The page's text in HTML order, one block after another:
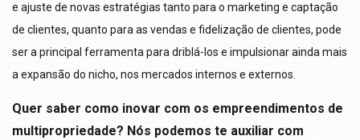
e ajuste de novas estratégias tanto para o marketing e captação
de clientes, quanto para as vendas e fidelização de clientes, pode
ser a principal ferramenta para driblá-los e impulsionar ainda mais
a expansão do nicho, nos mercados internos e externos.
Quer saber como inovar com os empreendimentos de
multipropriedade? Nós podemos te auxiliar com